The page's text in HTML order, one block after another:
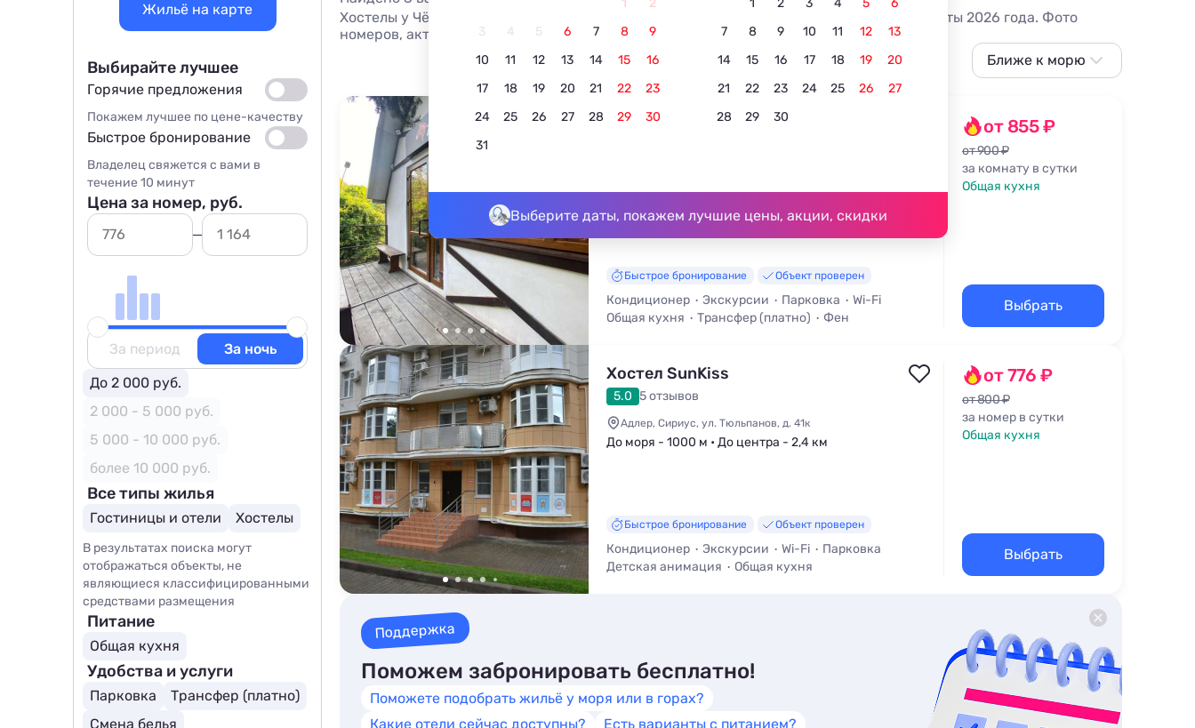
1
2
3
4 5 6 7 8
9
10
11 12 13 14 15
16
17
18 19 20 21 22
23
24
25 26 27 28 29
30
31
1 2 3 4 5
6
7
8 9 10 11 12
13
14
15 16 17 18 19
20
21
22 23 24 25 26
27
28
29 30
Выберите даты, покажем лучшие цены, акции, скидки
Хостелы у Чёрного моря без посредников и наценок! Выбирай самые выгодные варианты 2026 года. Фото
номеров, актуальное описание, контакты владельцев, отзывы.
Ближе к морю
Сначала
Сначала дороже
Ближе к морю
Хостел Zebra House
До моря - 150 м • До центра - 507 м
Быстрое бронирование Объект проверен
Кондиционер Экскурсии Парковка
Wi-Fi
Общая кухня
Трансфер (платно) Фен
от 855 ₽
от 900 ₽
за комнату в сутки
Общая кухня
Выбрать
Хостел SunKiss
5.0 5 отзывов
Адлер, Сириус, ул. Тюльпанов, д. 41к
До моря - 1000 м • До центра - 2,4 км
Быстрое бронирование Объект проверен
Кондиционер Экскурсии Wi-Fi
Парковка
Детская анимация
Общая кухня
от 776 ₽
от 800 ₽
за номер в сутки
Общая кухня
Выбрать
Поддержка
Поможем забронировать бесплатно!
Поможете подобрать жильё у моря или в горах?
Какие отели сейчас доступны?
Есть варианты с питанием?
Жильё на карте
Выбирайте лучшее
Горячие предложения
Покажем лучшее по цене-качеству
Быстрое бронирование
Владелец свяжется с вами в
течение 10 минут
Цена за номер, руб.
За период
За ночь
До 2 000 руб.
2 000 - 5 000 руб.
5 000 - 10 000 руб.
более 10 000 руб.
Все типы жилья
Гостиницы и отели Хостелы
В результатах поиска могут
отображаться объекты, не
являющиеся классифицированными
средствами размещения
Питание
Общая кухня
Удобства и услуги
Парковка
Трансфер (платно)
Смена белья